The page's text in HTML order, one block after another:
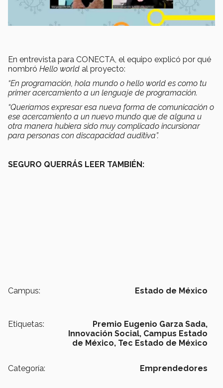
En entrevista para CONECTA, el equipo explicó por qué
nombró Hello world al proyecto:
“En programación, hola mundo o hello world es como tu
primer acercamiento a un lenguaje de programación.
“Queríamos expresar esa nueva forma de comunicación o
ese acercamiento a un nuevo mundo que de alguna u
otra manera hubiera sido muy complicado incursionar
para personas con discapacidad auditiva”.
SEGURO QUERRÁS LEER TAMBIÉN:
Campus: Estado de México
Etiquetas:
Premio Eugenio Garza Sada,
Innovación Social, Campus Estado
de México, Tec Estado de México
Categoría: Emprendedores